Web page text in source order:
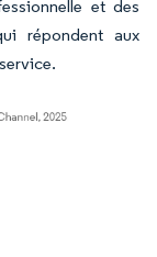
et des
répondent aux